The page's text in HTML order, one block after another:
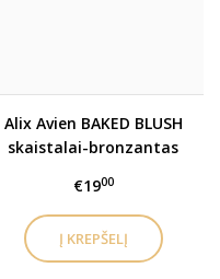
Alix Avien BAKED BLUSH
skaistalai-bronzantas
€1900